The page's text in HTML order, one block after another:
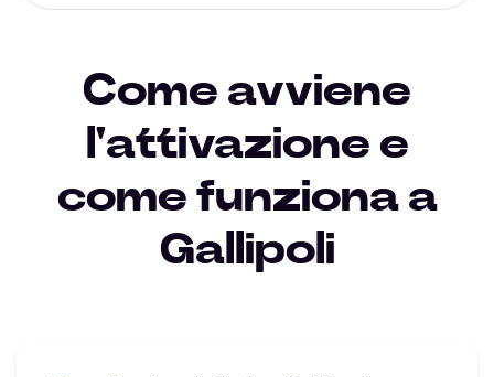
Come avviene
l'attivazione e
come funziona a
Gallipoli